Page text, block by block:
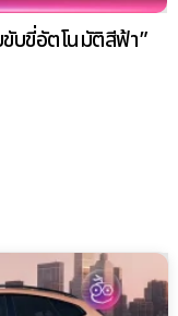
บขี่อัตโนมัติสีฟ้า”